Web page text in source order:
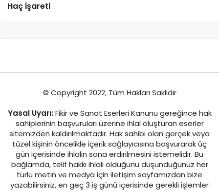
Haç İşareti
© Copyright 2022, Tüm Hakları Saklıdır
Yasal Uyarı:Fikir ve Sanat Eserleri Kanunu gereğince hak
sahiplerinin başvuruları üzerine ihlal oluşturan eserler
sitemizden kaldırılmaktadır. Hak sahibi olan gerçek veya
tüzel kişinin öncelikle içerik sağlayıcısına başvurarak üç
gün içerisinde ihlalin sona erdirilmesini istemelidir. Bu
bağlamda, telif hakkı ihlali olduğunu düşündüğünüz her
türlü metin ve medya için iletişim sayfamızdan bize
yazabilirsiniz, en geç 3 iş günü içerisinde gerekli işlemler